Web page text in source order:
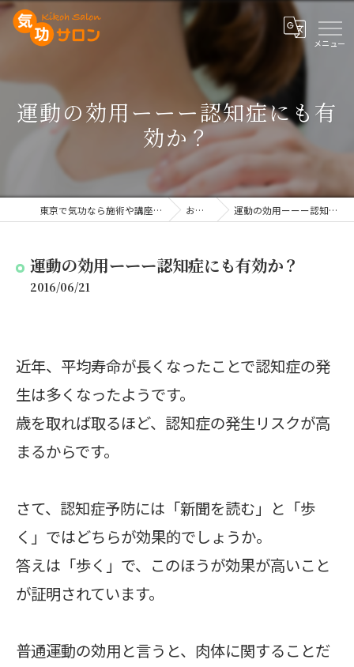
運動の効用ーーー認知症にも有
効か？
東京で気功なら施術や講座を行う気功サロン お知らせ 運動の効用ーーー認知症にも有効か？
運動の効用ーーー認知症にも有効か？
2016/06/21
近年、平均寿命が長くなったことで認知症の発
生は多くなったようです。
歳を取れば取るほど、認知症の発生リスクが高
まるからです。
さて、認知症予防には「新聞を読む」と「歩
く」ではどちらが効果的でしょうか。
答えは「歩く」で、このほうが効果が高いこと
が証明されています。
普通運動の効用と言うと、肉体に関することだ